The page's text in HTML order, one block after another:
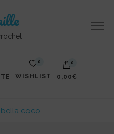
0
WISHLIST
0
0,00€
est vide.
bella coco